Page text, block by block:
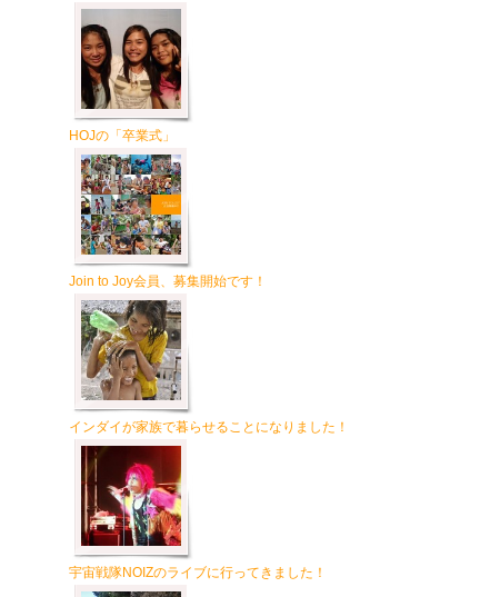
HOJの「卒業式」
Join to Joy会員、募集開始です！
インダイが家族で暮らせることになりました！
宇宙戦隊NOIZのライブに行ってきました！